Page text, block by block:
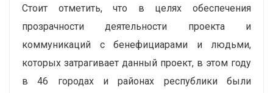
Стоит отметить, что в целях обеспечения
прозрачности деятельности проекта и
коммуникаций с бенефициарами и людьми,
которых затрагивает данный проект, в этом году
в 46 городах и районах республики были